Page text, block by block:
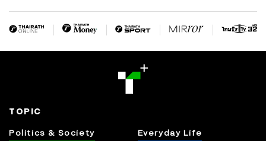
TOPIC
Politics & Society Everyday Life